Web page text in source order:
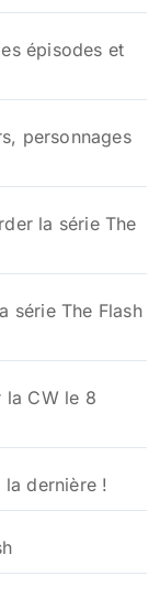
épisodes et
personnages
la série The
série The Flash
la CW le 8
la dernière !